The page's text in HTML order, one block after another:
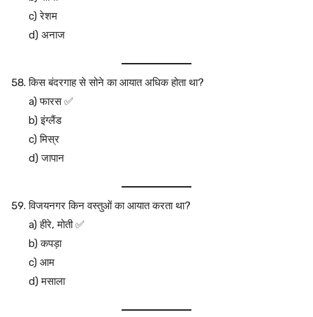
c) रेशम
d) अनाज
किस बंदरगाह से सोने का आयात अधिक होता था?
a) फारस ✅
b) इंग्लैंड
c) मिस्र
d) जापान
विजयनगर किन वस्तुओं का आयात करता था?
a) हीरे, मोती ✅
b) कपड़ा
c) आम
d) मसाला